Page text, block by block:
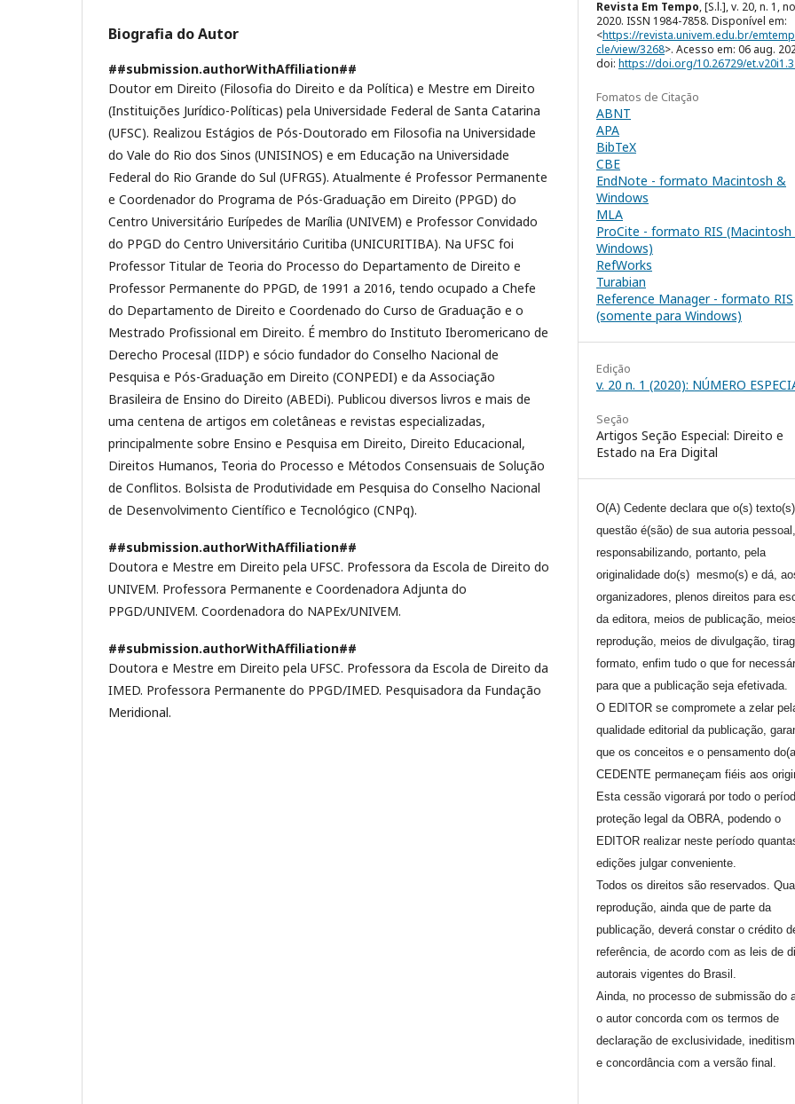
Biografia do Autor
##submission.authorWithAffiliation##
Doutor em Direito (Filosofia do Direito e da Política) e Mestre em Direito
(Instituições Jurídico-Políticas) pela Universidade Federal de Santa Catarina
(UFSC). Realizou Estágios de Pós-Doutorado em Filosofia na Universidade
do Vale do Rio dos Sinos (UNISINOS) e em Educação na Universidade
Federal do Rio Grande do Sul (UFRGS). Atualmente é Professor Permanente
e Coordenador do Programa de Pós-Graduação em Direito (PPGD) do
Centro Universitário Eurípedes de Marília (UNIVEM) e Professor Convidado
do PPGD do Centro Universitário Curitiba (UNICURITIBA). Na UFSC foi
Professor Titular de Teoria do Processo do Departamento de Direito e
Professor Permanente do PPGD, de 1991 a 2016, tendo ocupado a Chefe
do Departamento de Direito e Coordenado do Curso de Graduação e o
Mestrado Profissional em Direito. É membro do Instituto Iberomericano de
Derecho Procesal (IIDP) e sócio fundador do Conselho Nacional de
Pesquisa e Pós-Graduação em Direito (CONPEDI) e da Associação
Brasileira de Ensino do Direito (ABEDi). Publicou diversos livros e mais de
uma centena de artigos em coletâneas e revistas especializadas,
principalmente sobre Ensino e Pesquisa em Direito, Direito Educacional,
Direitos Humanos, Teoria do Processo e Métodos Consensuais de Solução
de Conflitos. Bolsista de Produtividade em Pesquisa do Conselho Nacional
de Desenvolvimento Científico e Tecnológico (CNPq).
##submission.authorWithAffiliation##
Doutora e Mestre em Direito pela UFSC. Professora da Escola de Direito do
UNIVEM. Professora Permanente e Coordenadora Adjunta do
PPGD/UNIVEM. Coordenadora do NAPEx/UNIVEM.
##submission.authorWithAffiliation##
Doutora e Mestre em Direito pela UFSC. Professora da Escola de Direito da
IMED. Professora Permanente do PPGD/IMED. Pesquisadora da Fundação
Meridional.
Revista Em Tempo, [S.l.], v. 20, n. 1,
2020. ISSN 1984-7858. Disponível em:
<https://revista.univem.edu.br/
cle/view/3268>. Acesso em: 06 aug.
doi: https://doi.org/10.26729/
Fomatos de Citação
ABNT
APA
BibTeX
CBE
EndNote - formato Macintosh &
Windows
MLA
ProCite - formato RIS
Windows)
RefWorks
Turabian
Reference Manager - formato RIS
(somente para Windows)
Edição
v. 20 n. 1 (2020): NÚMERO
Seção
Artigos Seção Especial: Direito e
Estado na Era Digital
O(A) Cedente declara que o(s)
questão é(são) de sua autoria
responsabilizando, portanto, pela
originalidade do(s) mesmo(s) e dá,
organizadores, plenos direitos para
da editora, meios de publicação,
reprodução, meios de divulgação,
formato, enfim tudo o que for
para que a publicação seja efetivada.
O EDITOR se compromete a zelar
qualidade editorial da publicação,
que os conceitos e o pensamento
CEDENTE permaneçam fiéis aos
Esta cessão vigorará por todo o
proteção legal da OBRA, podendo o
EDITOR realizar neste período
edições julgar conveniente.
Todos os direitos são reservados.
reprodução, ainda que de parte da
publicação, deverá constar o crédito
referência, de acordo com as leis de
autorais vigentes do Brasil.
Ainda, no processo de submissão do
o autor concorda com os termos de
declaração de exclusividade,
e concordância com a versão final.